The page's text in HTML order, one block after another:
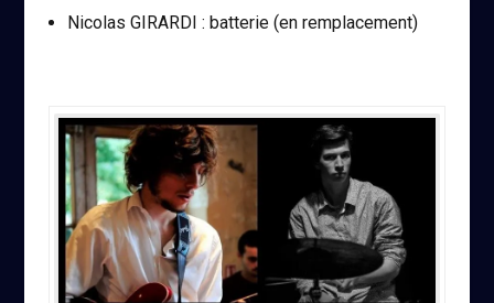
Nicolas GIRARDI : batterie (en remplacement)